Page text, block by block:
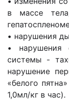
в массе
• нарушения
• нарушения
системы -
нарушение
«белого
1,0мл/кг в час).